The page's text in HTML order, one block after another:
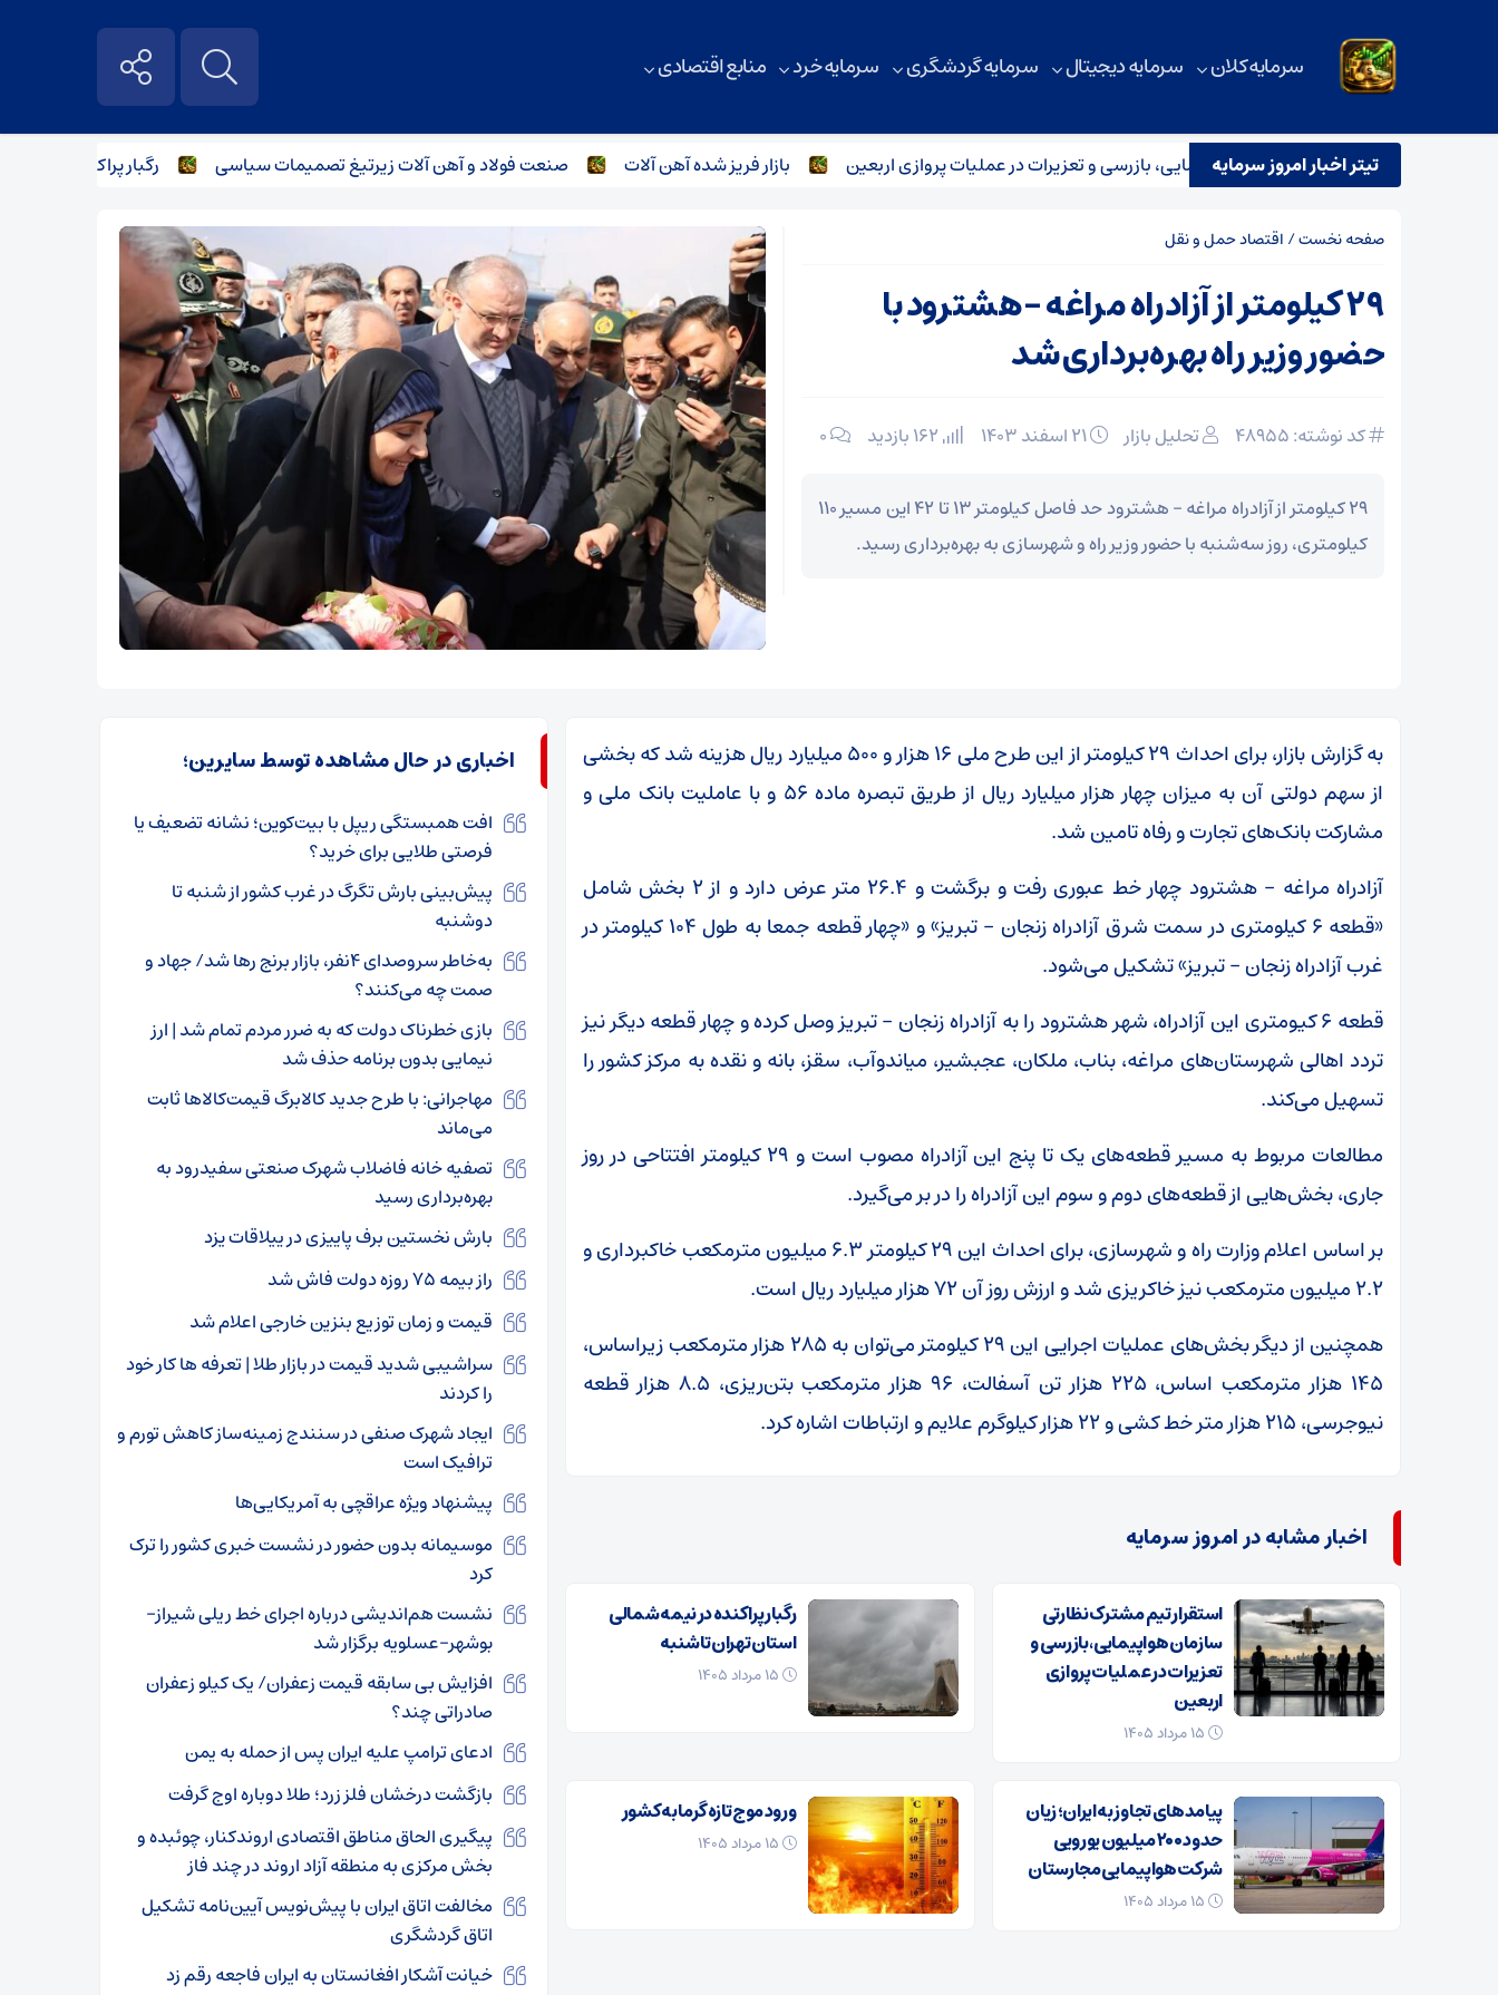
سرمایه کلان سرمایه دیجیتال سرمایه گردشگری سرمایه خرد منابع اقتصادی
تیتر اخبار امروز سرمایه
تیم مشترک نظارتی سازمان هواپیمایی، بازرسی و تعزیرات در عملیات پروازی اربعین بازار فریز شده آهن آلات صنعت فولاد و آهن آلات زیر‌تیغ تصمیمات سیاسی رگبار پراکنده در نیمه
صفحه نخست/ اقتصاد حمل و نقل
۲۹ کیلومتر از آزادراه مراغه – هشترود با
حضور وزیر راه بهره‌برداری شد
کد نوشته: 48955 تحلیل بازار ۰
۲۹ کیلومتر از آزادراه مراغه – هشترود حد فاصل کیلومتر ۱۳ تا ۴۲ این مسیر ۱۱۰
کیلومتری، روز سه‌شنبه با حضور وزیر راه و شهرسازی به بهره‌برداری رسید.
به گزارش بازار، برای احداث ۲۹ کیلومتر از این طرح ملی ۱۶ هزار و ۵۰۰ میلیارد ریال هزینه شد که بخشی
از سهم دولتی آن به میزان چهار هزار میلیارد ریال از طریق تبصره ماده ۵۶ و با عاملیت بانک ملی و
مشارکت بانک‌های تجارت و رفاه تامین شد.
آزادراه مراغه – هشترود چهار خط عبوری رفت و برگشت و ۲۶.۴ متر عرض دارد و از ۲ بخش شامل
«قطعه ۶ کیلومتری در سمت شرق آزادراه زنجان – تبریز» و «چهار قطعه جمعا به طول ۱۰۴ کیلومتر در
غرب آزادراه زنجان – تبریز» تشکیل می‌شود.
قطعه ۶ کیومتری این آزادراه، شهر هشترود را به آزادراه زنجان – تبریز وصل کرده و چهار قطعه دیگر نیز
تردد اهالی شهرستان‌های مراغه، بناب، ملکان، عجبشیر، میاندوآب، سقز، بانه و نقده به مرکز کشور را
تسهیل می‌کند.
مطالعات مربوط به مسیر قطعه‌های یک تا پنج این آزادراه مصوب است و ۲۹ کیلومتر افتتاحی در روز
جاری، بخش‌هایی از قطعه‌های دوم و سوم این آزادراه را در بر می‌گیرد.
بر اساس اعلام وزارت راه و شهرسازی، برای احداث این ۲۹ کیلومتر ۶.۳ میلیون مترمکعب خاکبرداری و
۲.۲ میلیون مترمکعب نیز خاکریزی شد و ارزش روز آن ۷۲ هزار میلیارد ریال است.
همچنین از دیگر بخش‌های عملیات اجرایی این ۲۹ کیلومتر می‌توان به ۲۸۵ هزار مترمکعب زیراساس،
۱۴۵ هزار مترمکعب اساس، ۲۲۵ هزار تن آسفالت، ۹۶ هزار مترمکعب بتن‌ریزی، ۸.۵ هزار قطعه
نیوجرسی، ۲۱۵ هزار متر خط کشی و ۲۲ هزار کیلوگرم علایم و ارتباطات اشاره کرد.
اخبار مشابه در امروز سرمایه
استقرار تیم مشترک نظارتی
سازمان هواپیمایی، بازرسی و
تعزیرات در عملیات پروازی
اربعین
رگبار پراکنده در نیمه شمالی
استان تهران تا شنبه
پیامدهای تجاوز به ایران؛ زیان
حدود ۲۰۰ میلیون یورویی
شرکت هواپیمایی مجارستان
ورود موج تازه گرما به کشور
اخباری در حال مشاهده توسط سایرین؛
افت همبستگی ریپل با بیت‌کوین؛ نشانه تضعیف یا
فرصتی طلایی برای خرید؟
پیش‌بینی بارش تگرگ در غرب کشور از شنبه تا
دوشنبه
به‌خاطر سروصدای ۴نفر، بازار برنج رها شد/ جهاد و
صمت چه می‌کنند؟
بازی خطرناک دولت که به ضرر مردم تمام شد |‌ ارز
نیمایی بدون برنامه حذف شد
مهاجرانی: با طرح جدید کالابرگ قیمت‌کالاها ثابت
می‌ماند
تصفیه خانه فاضلاب شهرک صنعتی سفیدرود به
بهره‌برداری رسید
بارش نخستین برف پاییزی در ییلاقات یزد
راز بیمه ۷۵ روزه دولت فاش شد
قیمت و زمان توزیع بنزین خارجی اعلام شد
سراشیبی شدید قیمت در بازار طلا | تعرفه ها کار خود
را کردند
ایجاد شهرک صنفی در سنندج زمینه‌ساز کاهش تورم و
ترافیک است
پیشنهاد ویژه عراقچی به آمریکایی‌ها
موسیمانه بدون حضور در نشست خبری کشور را ترک
کرد
نشست هم‌اندیشی درباره اجرای خط ریلی شیراز-
بوشهر-عسلویه برگزار شد
افزایش بی سابقه قیمت زعفران/ یک کیلو زعفران
صادراتی چند؟
ادعای ترامپ علیه ایران پس از حمله به یمن
بازگشت درخشان فلز زرد؛ طلا دوباره اوج گرفت
پیگیری الحاق مناطق اقتصادی اروندکنار، چوئبده و
بخش مرکزی به منطقه آزاد اروند در چند فاز
مخالفت اتاق ایران با پیش‌نویس آیین‌نامه تشکیل
اتاق گردشگری
خیانت آشکار افغانستان به ایران فاجعه رقم زد